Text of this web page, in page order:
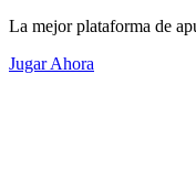
La mejor plataforma de
Jugar Ahora